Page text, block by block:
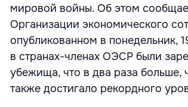
мировой войны. Об этом
Организации экономического
опубликованном в понедельник,
в странах-членах ОЭСР были
убежища, что в два раза больше,
также достигало рекордного